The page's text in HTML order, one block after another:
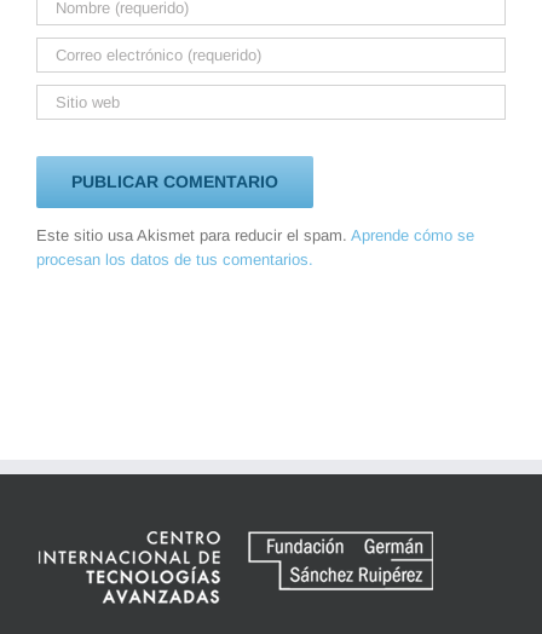
Este sitio usa Akismet para reducir el spam. Aprende cómo se
procesan los datos de tus comentarios.